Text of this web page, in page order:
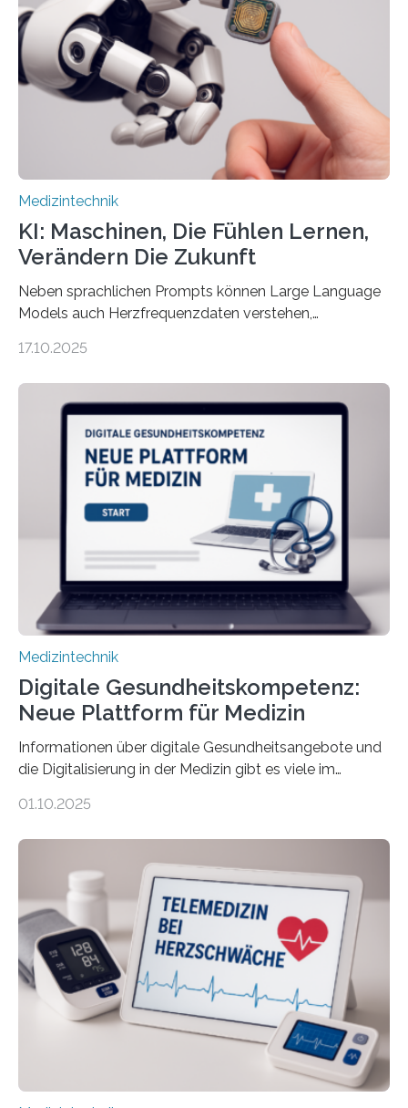
sowie die KI-gestützte Datenauswertung. Das Ziel ist
die Entwicklung eines berührungslosen
Assistenzsystems, das den Zustand der Person
kontinuierlich erfasst, pflegende Personen unterstützt
und in Notfällen selbstständig Alarm schlägt. „Die Idee
Medizintechnik
KI: Maschinen, Die Fühlen Lernen,
Verändern Die Zukunft
Neben sprachlichen Prompts können Large Language
Models auch Herzfrequenzdaten verstehen,
haben Dr. Morris Gellisch, ehemals an der Ruhr-
und Boris Burr von der Ruhr-Universität Bochum in
dafür eine technische Schnittstelle, über die
physiologische Daten in Echtzeit an das Sprachmodell
übermittelt werden können. Die Künstliche Intelligenz
kann dadurch auch die Sprache des Körpers
einbeziehen, auf die Menschen keinen bewussten
Einfluss nehmen. Das eröffnet…
17.10.2025
Medizintechnik
Digitale Gesundheitskompetenz:
Neue Plattform für Medizin
Informationen über digitale Gesundheitsangebote und
die Digitalisierung in der Medizin gibt es viele im
seriösen und wissenschaftlich abgesicherten Inhalten?
Forscherinnen der Technischen Universität Dresden
(TUD) richtet sich das Portal sowohl an Patientinnen
und Patienten, aber ebenso an medizinisches
Fachpersonal. Für all diese Zielgruppen bietet sie
speziell zugeschnittene Informationen, um deren
digitale Gesundheitskompetenz zu steigern. MiHUBx ist
01.10.2025